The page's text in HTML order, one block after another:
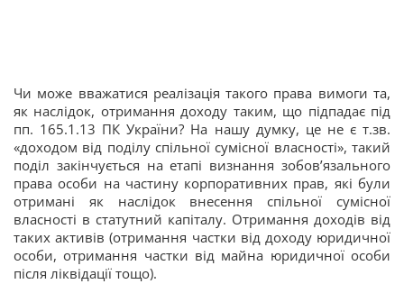
Чи може вважатися реалізація такого права вимоги та,
як наслідок, отримання доходу таким, що підпадає під
пп. 165.1.13 ПК України? На нашу думку, це не є т.зв.
«доходом від поділу спільної сумісної власності», такий
поділ закінчується на етапі визнання зобов’язального
права особи на частину корпоративних прав, які були
отримані як наслідок внесення спільної сумісної
власності в статутний капіталу. Отримання доходів від
таких активів (отримання частки від доходу юридичної
особи, отримання частки від майна юридичної особи
після ліквідації тощо).